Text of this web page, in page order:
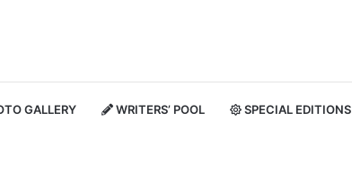
GALLERY WRITERS’ POOL SPECIAL EDITIONS